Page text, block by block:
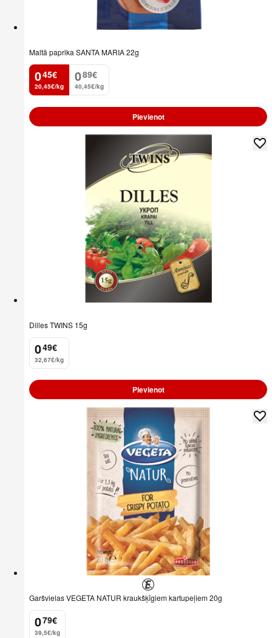
Maltā paprika SANTA MARIA 22g
0
. 45€
20,45€/kg
0
. 89€
40,45€/kg
Pievienot
Dilles TWINS 15g
0
. 49€
32,67€/kg
Pievienot
Garšvielas VEGETA NATUR kraukšķīgiem kartupeļiem 20g
0
. 79€
39,5€/kg